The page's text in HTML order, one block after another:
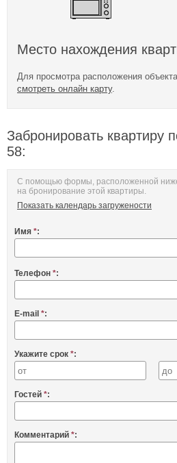
Место нахождения
Для просмотра расположения
смотреть онлайн карту.
Забронировать квартиру
58:
С помощью формы, расположенной
на бронирование этой квартиры.
Показать календарь загружености
Имя *:
Телефон *:
E-mail *:
Укажите срок *:
Гостей *:
Комментарий *: